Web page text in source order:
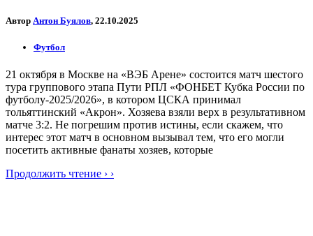
Автор Антон Буялов, 22.10.2025
Футбол
21 октября в Москве на «ВЭБ Арене» состоится матч шестого
тура группового этапа Пути РПЛ «ФОНБЕТ Кубка России по
футболу-2025/2026», в котором ЦСКА принимал
тольяттинский «Акрон». Хозяева взяли верх в результативном
матче 3:2. Не погрешим против истины, если скажем, что
интерес этот матч в основном вызывал тем, что его могли
посетить активные фанаты хозяев, которые
Продолжить чтение › ›